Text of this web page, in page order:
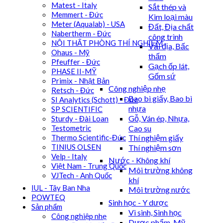
Sắt thép và
Kim loại màu
Đất, Địa chất
công trình
Vải địa, Bấc
thấm
Gạch ốp lát,
Gốm sứ
Công nghiệp nhẹ
Bao bì giấy, Bao bì
nhựa
Gỗ, Ván ép, Nhựa,
Cao su
Thí nghiệm giấy
Thí nghiệm sơn
Nước - Không khí
Môi trường không
khí
Môi trường nước
Sinh học - Y dược
Vi sinh, Sinh học
Matest - Italy
Memmert - Đức
Meter (Aqualab) - USA
Nabertherm - Đức
NỘI THẤT PHÒNG THÍ NGHIỆM
Ohaus - Mỹ
Pfeuffer - Đức
PHASE II-MỸ
Primix - Nhật Bản
Retsch - Đức
SI Analytics (Schott) - Đức
SP SCIENTIFIC
Sturdy - Đài Loan
Testometric
Thermo Scientific-Đức
TINIUS OLSEN
Velp - Italy
Việt Nam - Trung Quốc
VJTech - Anh Quốc
IUL - Tây Ban Nha
POWTEQ
Sản phẩm
Công nghiệp nhẹ